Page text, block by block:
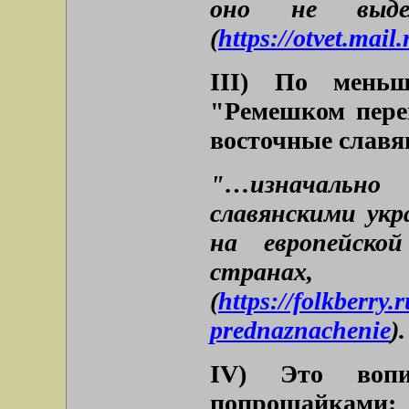
оно не
(https://
III) По
"Ремешком
восточные
славянскими
на
странах,
(https://
prednaznachenie).
IV) Это